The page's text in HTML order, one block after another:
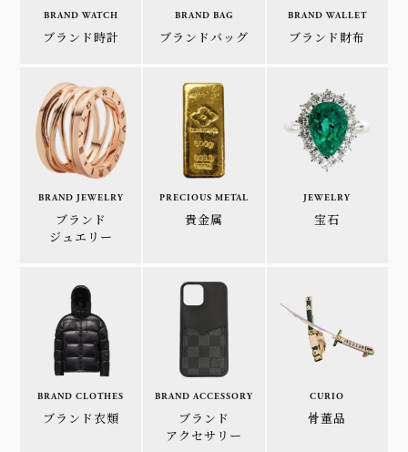
BRAND WATCH
ブランド時計
BRAND BAG
ブランドバッグ
BRAND WALLET
ブランド財布
BRAND JEWELRY
ブランド
ジュエリー
PRECIOUS METAL
貴金属
JEWELRY
宝石
BRAND CLOTHES
ブランド衣類
BRAND ACCESSORY
ブランド
アクセサリー
CURIO
骨董品